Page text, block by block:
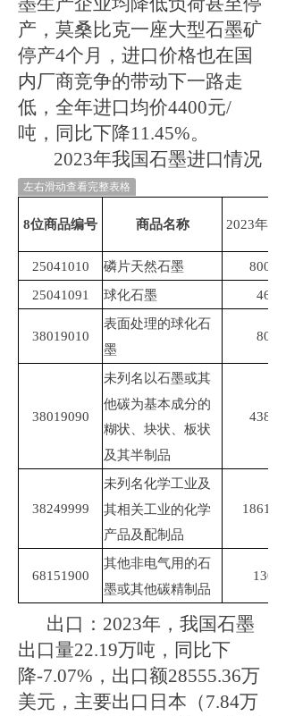
产， 莫桑比克一座大型石墨矿
停产4个月， 进口价格也在国
内厂商竞争的带动下一路走
低，全年进口均价4400元/
吨 ，同比下降11.45%。
2023年我国石墨进口情况
左右滑动查看完整表格
8位商品编号 商品名称 2023年进
25041010 磷片天然石墨
25041091
球化石墨
38019010
表面处理的球化石
墨
38019090
未列名以石墨或其
他碳为基本成分的
糊状、块状、板状
及其半制品
38249999
未列名化学工业及
其相关工业的化学
产品及配制品
68151900
其他非电气用的石
墨或其他碳精制品
出口： 2023年，我国石墨
出口量22.19万吨，同比下
降-7.07% ，出口额28555.36万
美元，主要出口日本（7.84万